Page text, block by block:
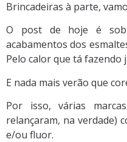
Brincadeiras à parte,
O post de hoje é
acabamentos dos
Pelo calor que tá fazendo
E nada mais verão que
Por isso, várias
relançaram, na verdade)
e/ou fluor.